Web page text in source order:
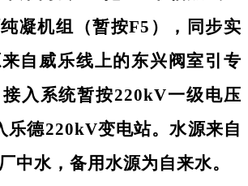
凝机组（暂按F5），同步实
自威乐线上的东兴阀室引专
入系统暂按220kV一级电压
乐德220kV变电站。水源来自
中水，备用水源为自来水。